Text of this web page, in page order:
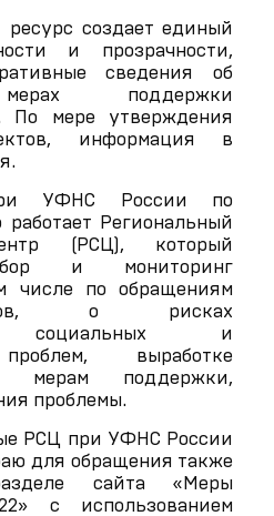
создает единый
и прозрачности,
сведения об
поддержки
По мере утверждения
информация в
УФНС России по
Региональный
(РСЦ), который
и мониторинг
числе по обращениям
о рисках
социальных и
выработке
мерам поддержки,
проблемы.
РСЦ при УФНС России
для обращения также
сайта «Меры
с использованием